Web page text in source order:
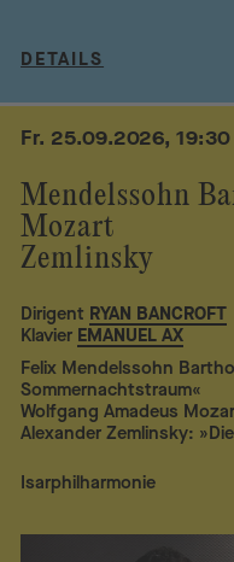
DETAILS
Mendelssohn
Mozart
Zemlinsky
Fr. 25.09.2026,
Dirigent RYAN BANCROFT
Klavier EMANUEL AX
Felix Mendelssohn
Sommernachtstraum«
Wolfgang Amadeus
Alexander Zemlinsky:
Isarphilharmonie